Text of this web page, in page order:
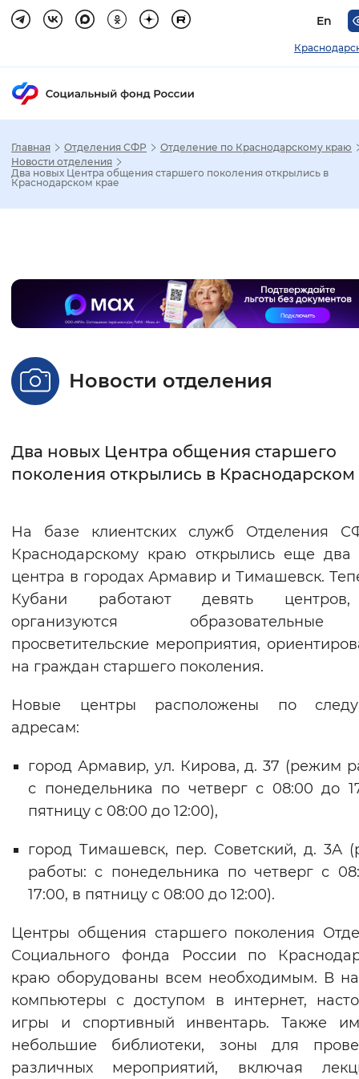
En
Шрифт
Интервал между буквами
Цвет сайта
Синий фон
Изображения
Включены Выключены
Звуковой ассистент
Воспроизвести Остановить
Главная Отделения СФР
Отделение по Краснодарскому краю
Новости отделения
Два новых Центра общения старшего поколения открылись в
Краснодарском крае
Новости отделения
Два новых Центра общения старшего
поколения открылись в Краснодарском
На базе клиентских служб Отделения
Краснодарскому краю открылись еще два
центра в городах Армавир и Тимашевск.
Кубани работают девять
организуются
просветительские мероприятия,
на граждан старшего поколения.
Новые центры расположены по
адресам:
город Армавир, ул. Кирова, д. 37 (режим
с понедельника по четверг с 08:00 до
пятницу с 08:00 до 12:00),
город Тимашевск, пер. Советский, д. 3А
работы: с понедельника по четверг с
17:00, в пятницу с 08:00 до 12:00).
Центры общения старшего поколения
Социального фонда России по
краю оборудованы всем необходимым. В
компьютеры с доступом в интернет,
игры и спортивный инвентарь. Также
небольшие библиотеки, зоны для
различных мероприятий, включая